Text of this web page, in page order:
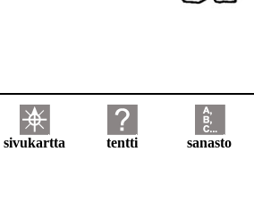
sivukartta tentti
sanasto